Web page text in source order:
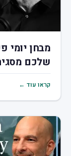
מבחן יומי
שלכם
קראו עוד ←